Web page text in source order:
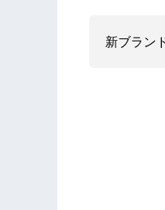
新ブラン